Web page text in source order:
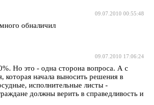
09.07.2010 00:55:48
обналичил
09.07.2010 17:06:24
Но это - одна сторона вопроса. А с
которая начала выносить решения в
исполнительные листы -
должны верить в справедливость и